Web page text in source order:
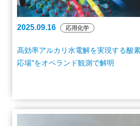
2025.09.16 応用化学
高効率アルカリ水電解を実現する酸
応場”をオペランド観測で解明